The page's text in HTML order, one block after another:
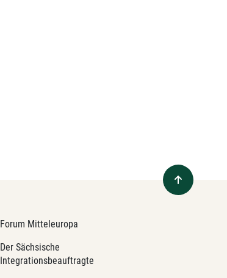
Forum Mitteleuropa
Der Sächsische
Integrationsbeauftragte